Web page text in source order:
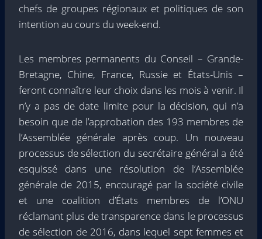
chefs de groupes régionaux et politiques de son
intention au cours du week-end.
Les membres permanents du Conseil – Grande-
Bretagne, Chine, France, Russie et États-Unis –
feront connaître leur choix dans les mois à venir. Il
n’y a pas de date limite pour la décision, qui n’a
besoin que de l’approbation des 193 membres de
l’Assemblée générale après coup. Un nouveau
processus de sélection du secrétaire général a été
esquissé dans une résolution de l’Assemblée
générale de 2015, encouragé par la société civile
et une coalition d’États membres de l’ONU
réclamant plus de transparence dans le processus
de sélection de 2016, dans lequel sept femmes et